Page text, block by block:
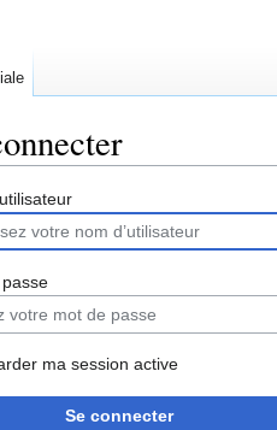
ma session active
Se connecter